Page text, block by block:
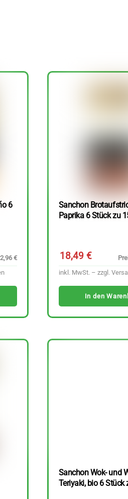
6
€
Sanchon
Paprika 6 Stück zu
18,49€
inkl. MwSt. – zzgl.
In den
Sanchon Wok- und
Teriyaki, bio 6 Stück